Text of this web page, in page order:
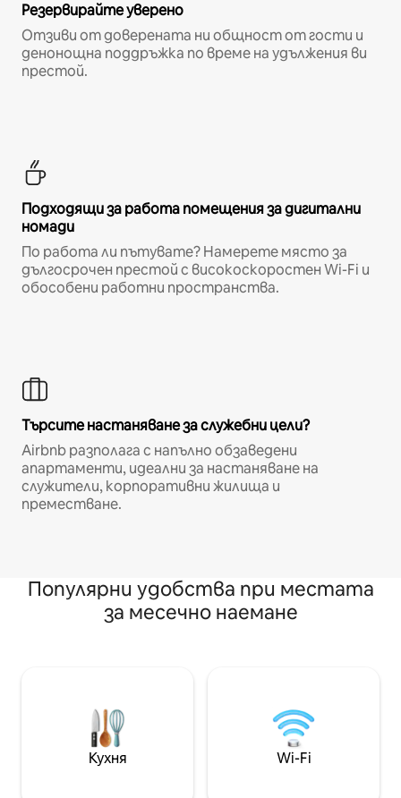
Резервирайте уверено
Отзиви от доверената ни общност от гости и
денонощна поддръжка по време на удължения ви
престой.
Подходящи за работа помещения за дигитални
номади
По работа ли пътувате? Намерете място за
дългосрочен престой с високоскоростен Wi-Fi и
обособени работни пространства.
Търсите настаняване за служебни цели?
Airbnb разполага с напълно обзаведени
апартаменти, идеални за настаняване на
служители, корпоративни жилища и
преместване.
Популярни удобства при местата
за месечно наемане
Кухня Wi-Fi